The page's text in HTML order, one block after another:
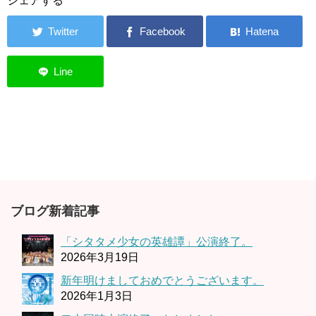
ブログ新着記事
「シタタメ少女の英雄譚」公演終了。
2026年3月19日
新年明けましておめでとうございます。
2026年1月3日